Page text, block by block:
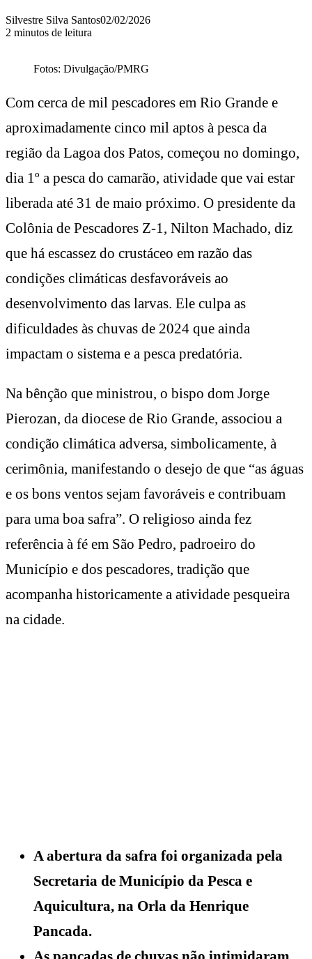
Silvestre Silva Santos02/02/2026
2 minutos de leitura
Fotos: Divulgação/PMRG
Com cerca de mil pescadores em Rio Grande e
aproximadamente cinco mil aptos à pesca da
região da Lagoa dos Patos, começou no domingo,
dia 1º a pesca do camarão, atividade que vai estar
liberada até 31 de maio próximo. O presidente da
Colônia de Pescadores Z-1, Nilton Machado, diz
que há escassez do crustáceo em razão das
condições climáticas desfavoráveis ao
desenvolvimento das larvas. Ele culpa as
dificuldades às chuvas de 2024 que ainda
impactam o sistema e a pesca predatória.
Na bênção que ministrou, o bispo dom Jorge
Pierozan, da diocese de Rio Grande, associou a
condição climática adversa, simbolicamente, à
cerimônia, manifestando o desejo de que “as águas
e os bons ventos sejam favoráveis e contribuam
para uma boa safra”. O religioso ainda fez
referência à fé em São Pedro, padroeiro do
Município e dos pescadores, tradição que
acompanha historicamente a atividade pesqueira
na cidade.
A abertura da safra foi organizada pela
Secretaria de Município da Pesca e
Aquicultura, na Orla da Henrique
Pancada.